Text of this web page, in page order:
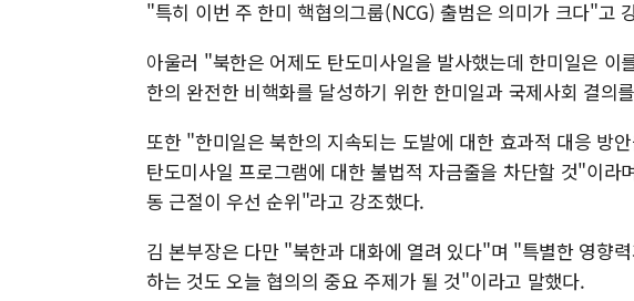
"특히 이번 주 한미 핵협의그룹(NCG) 출범은 의미가 크다"고
아울러 "북한은 어제도 탄도미사일을 발사했는데 한미일은
한의 완전한 비핵화를 달성하기 위한 한미일과 국제사회 결의
또한 "한미일은 북한의 지속되는 도발에 대한 효과적 대응 방
탄도미사일 프로그램에 대한 불법적 자금줄을 차단할 것"이
동 근절이 우선 순위"라고 강조했다.
김 본부장은 다만 "북한과 대화에 열려 있다"며 "특별한 영향
하는 것도 오늘 협의의 중요 주제가 될 것"이라고 말했다.